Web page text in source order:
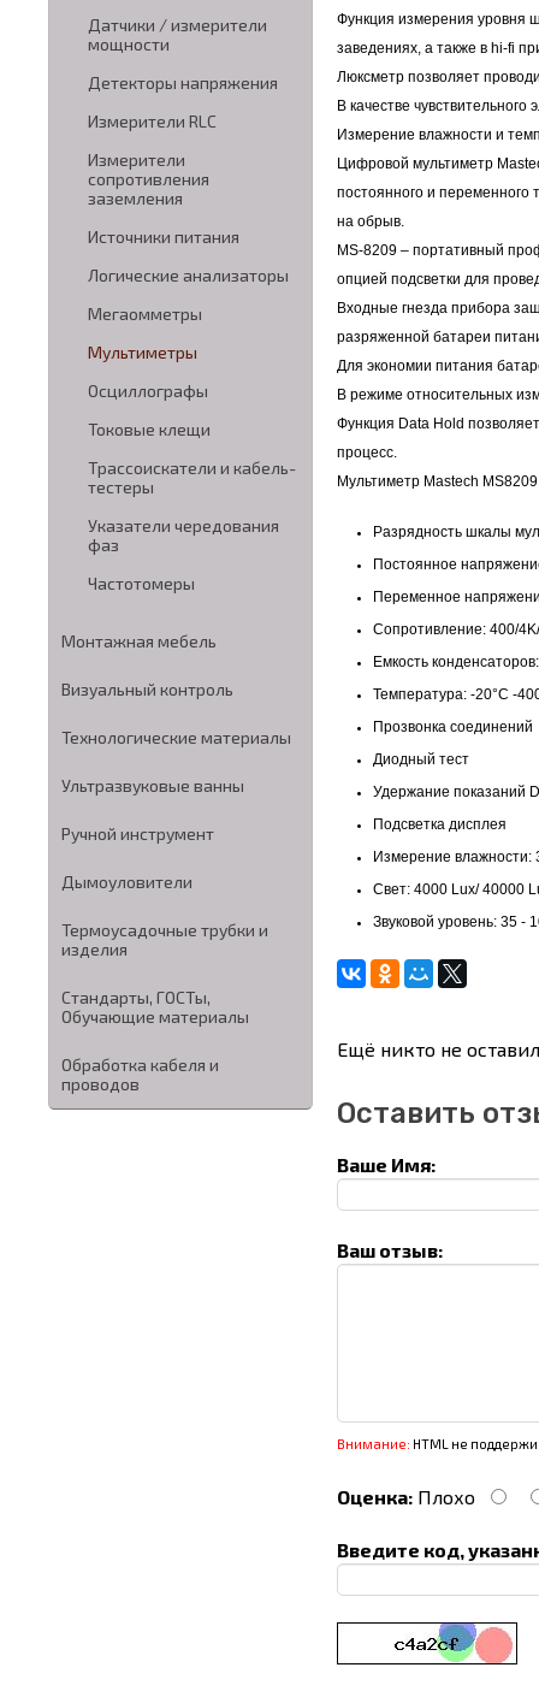
Датчики / измерители
мощности
Детекторы напряжения
Измерители RLC
Измерители
сопротивления
заземления
Источники питания
Логические анализаторы
Мегаомметры
Мультиметры
Осциллографы
Токовые клещи
Трассоискатели и кабель-
тестеры
Указатели чередования
фаз
Частотомеры
Монтажная мебель
Визуальный контроль
Технологические материалы
Ультразвуковые ванны
Ручной инструмент
Дымоуловители
Термоусадочные трубки и
изделия
Стандарты, ГОСТы,
Обучающие материалы
Обработка кабеля и
проводов
Функция измерения уровня
заведениях, а также в hi-fi
Люксметр позволяет
В качестве
Измерение влажности и
Цифровой мультиметр
постоянного и переменного
на обрыв.
MS-8209 – портативный
опцией подсветки для
Входные гнезда прибора
разряженной батареи
Для экономии питания
В режиме относительных
Функция Data Hold
процесс.
Мультиметр Mastech
Разрядность шкалы
Постоянное
Переменное
Сопротивление: 400/
Емкость
Температура: -20°С -
Прозвонка соединений
Диодный тест
Удержание показаний
Подсветка дисплея
Измерение влажности:
Свет: 4000 Lux/ 40000
Звуковой уровень: 35 -
Ещё никто не
Оставить
Ваше Имя:
Ваш отзыв:
Внимание: HTML не
Оценка: Плохо
Введите код,